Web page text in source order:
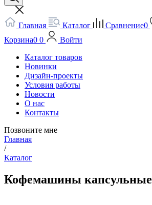
Главная Каталог Сравнение0
Корзина0 0
Войти
Каталог товаров
Новинки
Дизайн-проекты
Условия работы
Новости
О нас
Контакты
Позвоните мне
Главная
/
Каталог
Кофемашины капсульные